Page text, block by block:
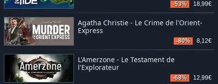
-53% 18,99€
Agatha Christie - Le Crime de l'Orient-
Express
-80% 8,12€
L'Amerzone - Le Testament de
l'Explorateur
-68% 12,99€